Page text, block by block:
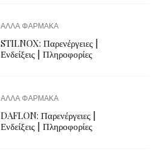
ΑΛΛΑ ΦΑΡΜΑΚΑ
STILNOX: Παρενέργειες |
Ενδείξεις | Πληροφορίες
ΑΛΛΑ ΦΑΡΜΑΚΑ
DAFLON: Παρενέργειες |
Ενδείξεις | Πληροφορίες